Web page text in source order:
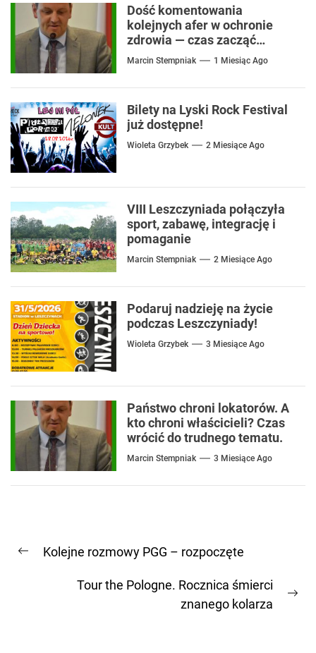
Dość komentowania
kolejnych afer w ochronie
zdrowia — czas zacząć
mówić o rozwiązaniach
Marcin Stempniak 1 Miesiąc Ago
Bilety na Lyski Rock Festival
już dostępne!
Wioleta Grzybek 2 Miesiące Ago
VIII Leszczyniada połączyła
sport, zabawę, integrację i
pomaganie
Marcin Stempniak 2 Miesiące Ago
Podaruj nadzieję na życie
podczas Leszczyniady!
Wioleta Grzybek 3 Miesiące Ago
Państwo chroni lokatorów. A
kto chroni właścicieli? Czas
wrócić do trudnego tematu.
Marcin Stempniak 3 Miesiące Ago
wpisu
Previous
Kolejne rozmowy PGG – rozpoczęte
Tour the Pologne. Rocznica śmierci
znanego kolarza